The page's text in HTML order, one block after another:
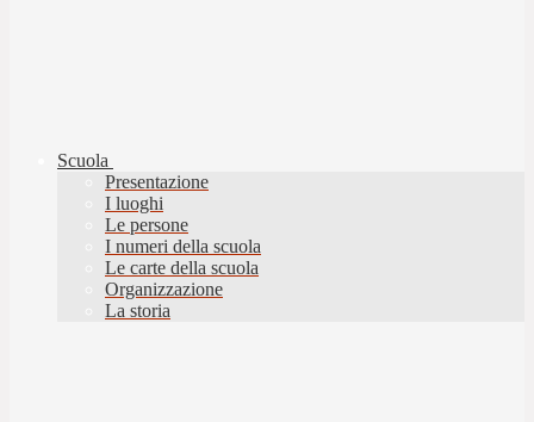
Scuola
Presentazione
I luoghi
Le persone
I numeri della scuola
Le carte della scuola
Organizzazione
La storia